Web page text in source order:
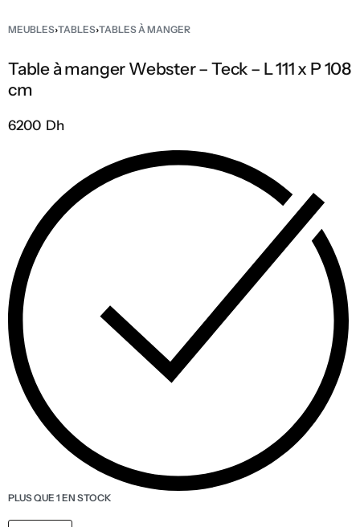
MEUBLES›TABLES›TABLES À MANGER
Table à manger Webster – Teck – L 111 x P 108
cm
6200 Dh
PLUS QUE 1 EN STOCK